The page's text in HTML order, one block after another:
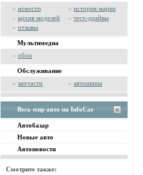
» новости » история марки
» архив моделей » тест-драйвы
» отзывы
Мультимедиа
» обои
Обслуживание
» запчасти » автошины
Весь мир авто на InfoCar
Автобазар
Новые авто
Автоновости
Смотрите также: